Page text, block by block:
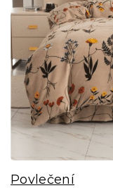
Povlečení